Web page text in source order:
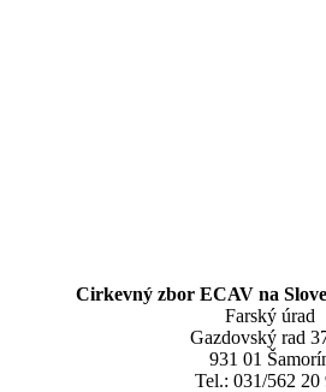
Cirkevný zbor ECAV na
Farský úrad
Gazdovský rad
931 01
Tel.: 031/562 20